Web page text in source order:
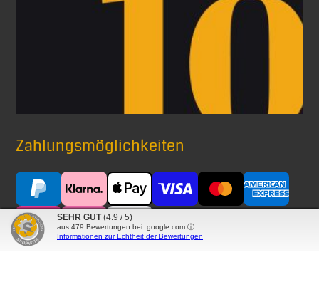
Zahlungsmöglichkeiten
Versand mit
SEHR GUT (4.9 / 5)
aus 479 Bewertungen bei: google.com ⓘ
Informationen zur Echtheit der Bewertungen